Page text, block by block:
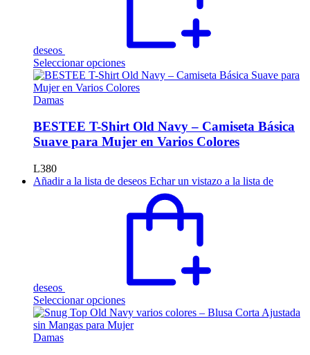
deseos
Seleccionar opcionesEste
producto
tiene
Las
opciones
se
en
página
Damas
BESTEE T-Shirt Old Navy – Camiseta Básica
Suave para Mujer en Varios Colores
L380
Añadir a la lista de deseos Echar un vistazo a la lista de
deseos
Seleccionar opcionesEste
producto
tiene
Damas